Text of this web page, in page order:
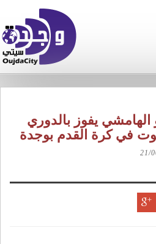
يفوز بالدوري
في كرة القدم بوجدة
21/